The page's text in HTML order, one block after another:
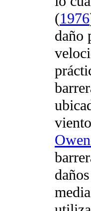
(1976
daño